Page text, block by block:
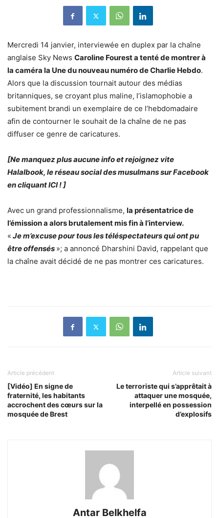
Mercredi 14 janvier, interviewée en duplex par la chaîne
anglaise Sky News Caroline Fourest a tenté de montrer à
la caméra la Une du nouveau numéro de Charlie Hebdo.
Alors que la discussion tournait autour des médias
britanniques, se croyant plus maline, l’islamophobie a
subitement brandi un exemplaire de ce l’hebdomadaire
afin de contourner le souhait de la chaîne de ne pas
diffuser ce genre de caricatures.
[Ne manquez plus aucune info et rejoignez vite
Halalbook, le réseau social des musulmans sur Facebook
en cliquant ICI ! ]
Avec un grand professionnalisme, la présentatrice de
l’émission a alors brutalement mis fin à l’interview.
« Je m’excuse pour tous les téléspectateurs qui ont pu
être offensés »; a annoncé Dharshini David, rappelant que
la chaîne avait décidé de ne pas montrer ces caricatures.
Article précédent
[Vidéo] En signe de
fraternité, les habitants
accrochent des cœurs sur la
mosquée de Brest
Article suivant
Le terroriste qui s’apprêtait à
attaquer une mosquée,
interpellé en possession
d’explosifs
Antar Belkhelfa